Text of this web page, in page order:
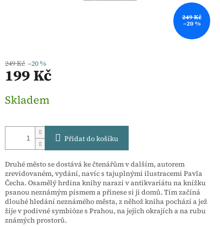
249 Kč
–20 %
249 Kč –20 %
199 Kč
cena:
Skladem
Přidat do košíku
Druhé město se dostává ke čtenářům v dalším, autorem
zrevidovaném, vydání, navíc s tajuplnými ilustracemi Pavla
Čecha. Osamělý hrdina knihy narazí v antikvariátu na knížku
psanou neznámým písmem a přinese si ji domů. Tím začíná
dlouhé hledání neznámého města, z něhož kniha pochází a jež
žije v podivné symbióze s Prahou, na jejích okrajích a na rubu
známých prostorů.